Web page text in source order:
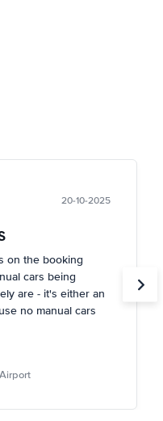
20-10-2025
on the booking
cars being
are - it's either an
no manual cars